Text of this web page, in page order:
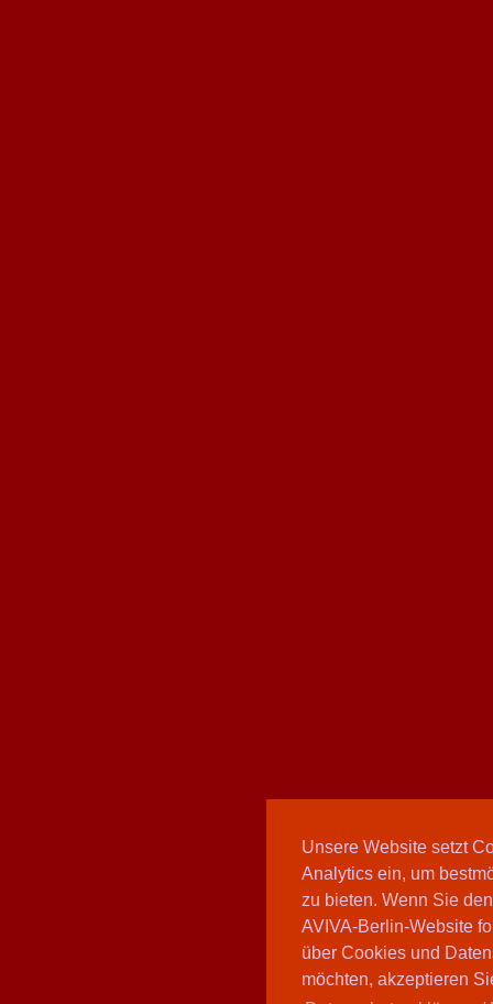
Unsere Website setzt
Analytics ein, um
zu bieten. Wenn Sie
AVIVA-Berlin-Website
über Cookies und
möchten, akzeptieren